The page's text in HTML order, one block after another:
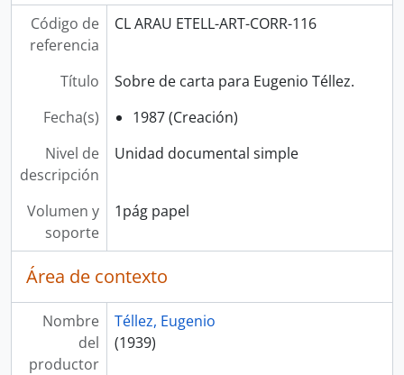
Código de
referencia
CL ARAU ETELL-ART-CORR-116
Título
Sobre de carta para Eugenio Téllez.
Fecha(s)
1987 (Creación)
Nivel de
descripción
Unidad documental simple
Volumen y
soporte
1pág papel
Área de contexto
Nombre
del
productor
Téllez, Eugenio
(1939)